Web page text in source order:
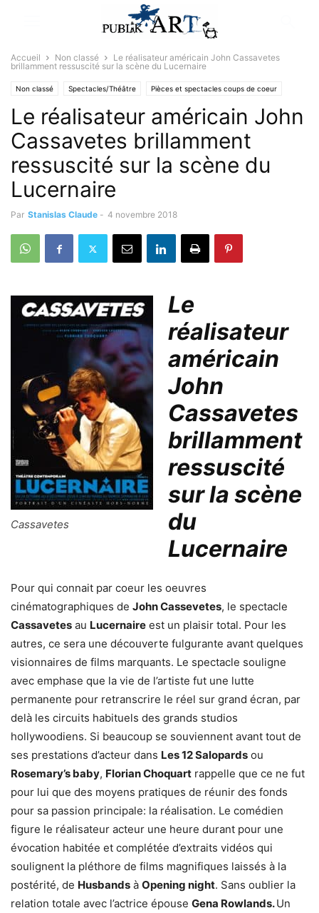
Accueil Non classé
Le réalisateur américain John Cassavetes
brillamment ressuscité sur la scène du Lucernaire
Non classé Spectacles/Théâtre Pièces et spectacles coups de coeur
Le réalisateur américain John
Cassavetes brillamment
ressuscité sur la scène du
Lucernaire
Par Stanislas Claude - 4 novembre 2018
Cassavetes
Le
réalisateur
américain
John
Cassavetes
brillamment
ressuscité
sur la scène
du
Lucernaire
Pour qui connait par coeur les oeuvres
cinématographiques de John Cassevetes, le spectacle
Cassavetes au Lucernaire est un plaisir total. Pour les
autres, ce sera une découverte fulgurante avant quelques
visionnaires de films marquants. Le spectacle souligne
avec emphase que la vie de l’artiste fut une lutte
permanente pour retranscrire le réel sur grand écran, par
delà les circuits habituels des grands studios
hollywoodiens. Si beaucoup se souviennent avant tout de
ses prestations d’acteur dans Les 12 Salopards ou
Rosemary’s baby, Florian Choquart rappelle que ce ne fut
pour lui que des moyens pratiques de réunir des fonds
pour sa passion principale: la réalisation. Le comédien
figure le réalisateur acteur une heure durant pour une
évocation habitée et complétée d’extraits vidéos qui
soulignent la pléthore de films magnifiques laissés à la
postérité, de Husbands à Opening night. Sans oublier la
relation totale avec l’actrice épouse Gena Rowlands.Un